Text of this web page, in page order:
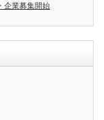
企業募集開始